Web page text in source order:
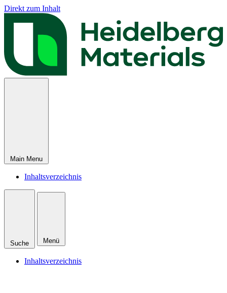
Direkt zum Inhalt
Main Menu
Inhaltsverzeichnis
Suche Menü
Inhaltsverzeichnis